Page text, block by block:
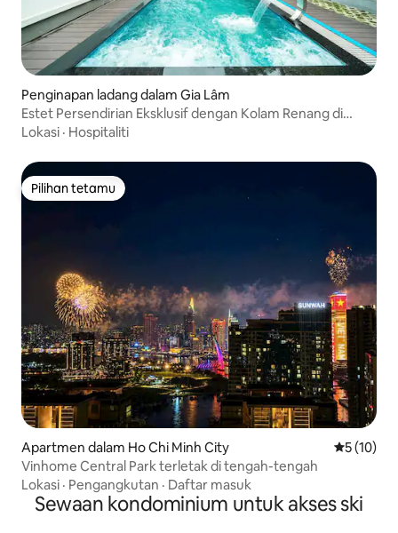
Penginapan ladang dalam Gia Lâm
Estet Persendirian Eksklusif dengan Kolam Renang di
Pusat Hanoi
Lokasi · Hospitaliti
Pilihan tetamu
Pilihan tetamu
Apartmen dalam Ho Chi Minh City
5 (10)
Vinhome Central Park terletak di tengah-tengah
Lokasi · Pengangkutan · Daftar masuk
Sewaan kondominium untuk akses ski